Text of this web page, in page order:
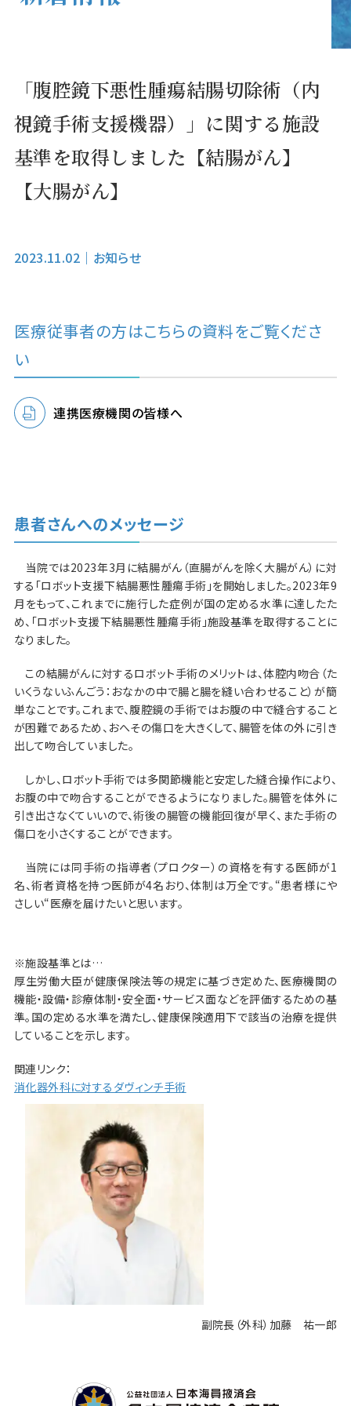
「腹腔鏡下悪性腫瘍結腸切除術（内
視鏡手術支援機器）」に関する施設
基準を取得しました【結腸がん】
【大腸がん】
2023.11.02 ｜ お知らせ
医療従事者の方はこちらの資料をご覧くださ
い
連携医療機関の皆様へ
患者さんへのメッセージ
当院では2023年3月に結腸がん（直腸がんを除く大腸がん）に対
する「ロボット支援下結腸悪性腫瘍手術」を開始しました。2023年9
月をもって、これまでに施行した症例が国の定める水準に達したた
め、「ロボット支援下結腸悪性腫瘍手術」施設基準を取得することに
なりました。
この結腸がんに対するロボット手術のメリットは、体腔内吻合（た
いくうないふんごう：おなかの中で腸と腸を縫い合わせること）が簡
単なことです。これまで、腹腔鏡の手術ではお腹の中で縫合すること
が困難であるため、おへその傷口を大きくして、腸管を体の外に引き
出して吻合していました。
しかし、ロボット手術では多関節機能と安定した縫合操作により、
お腹の中で吻合することができるようになりました。腸管を体外に
引き出さなくていいので、術後の腸管の機能回復が早く、また手術の
傷口を小さくすることができます。
当院には同手術の指導者（プロクター）の資格を有する医師が1
名、術者資格を持つ医師が4名おり、体制は万全です。“患者様にや
さしい“医療を届けたいと思います。
※施設基準とは…
厚生労働大臣が健康保険法等の規定に基づき定めた、医療機関の
機能・設備・診療体制・安全面・サービス面などを評価するための基
準。国の定める水準を満たし、健康保険適用下で該当の治療を提供
していることを示します。
関連リンク：
消化器外科に対するダヴィンチ手術
副院長（外科）加藤 祐一郎